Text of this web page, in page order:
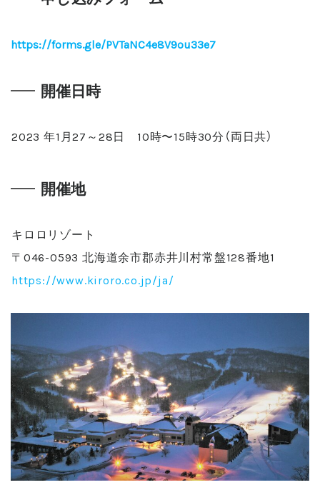
https://forms.gle/PVTaNC4e8V9ou33e7
開催日時
2023 年1月27～28日 10時〜15時30分（両日共）
開催地
キロロリゾート
〒046-0593 北海道余市郡赤井川村常盤128番地1
https://www.kiroro.co.jp/ja/